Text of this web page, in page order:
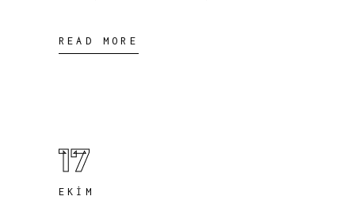
READ MORE
17
EKIM